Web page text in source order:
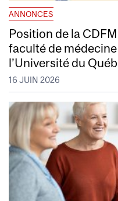
ANNONCES
Position de la
faculté de
l’Université du
16 JUIN 2026